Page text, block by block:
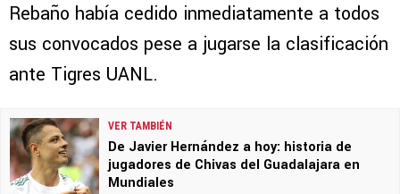
Rebaño había cedido inmediatamente a todos
sus convocados pese a jugarse la clasificación
ante Tigres UANL.
VER TAMBIÉN
De Javier Hernández a hoy: historia de
jugadores de Chivas del Guadalajara en
Mundiales